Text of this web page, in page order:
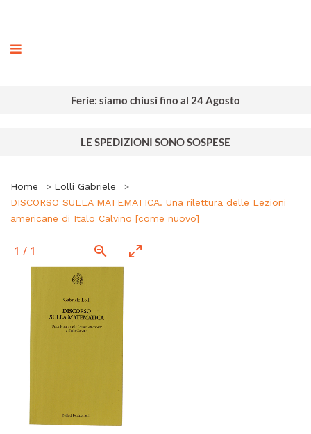
Ferie: siamo chiusi fino al 24 Agosto
LE SPEDIZIONI SONO SOSPESE
Home
Lolli Gabriele
DISCORSO SULLA MATEMATICA. Una rilettura delle Lezioni
americane di Italo Calvino [come nuovo]
1 / 1